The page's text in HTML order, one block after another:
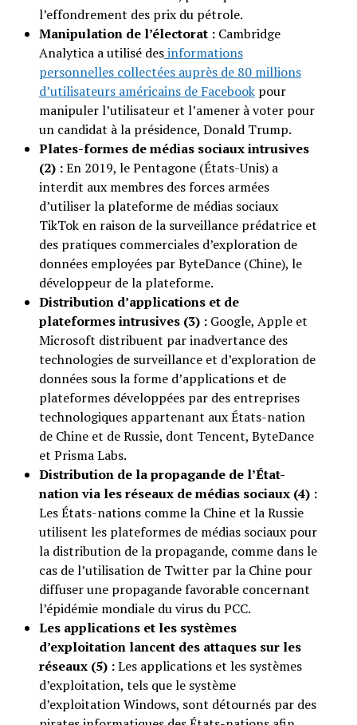
l’effondrement des prix du pétrole.
Manipulation de l’électorat :Cambridge
Analytica a utilisé desinformations
personnelles collectées auprès de 80 millions
d’utilisateurs américains de Facebookpour
manipuler l’utilisateur et l’amener à voter pour
un candidat à la présidence, Donald Trump.
Plates-formes de médias sociaux intrusives
(2) :En 2019, le Pentagone (États-Unis) a
interdit aux membres des forces armées
d’utiliser la plateforme de médias sociaux
TikTok en raison de la surveillance prédatrice et
des pratiques commerciales d’exploration de
données employées par ByteDance (Chine), le
développeur de la plateforme.
Distribution d’applications et de
plateformes intrusives (3) :Google, Apple et
Microsoft distribuent par inadvertance des
technologies de surveillance et d’exploration de
données sous la forme d’applications et de
plateformes développées par des entreprises
technologiques appartenant aux États-nation
de Chine et de Russie, dont Tencent, ByteDance
et Prisma Labs.
Distribution de la propagande de l’État-
nation via les réseaux de médias sociaux (4) :
Les États-nations comme la Chine et la Russie
utilisent les plateformes de médias sociaux pour
la distribution de la propagande, comme dans le
cas de l’utilisation de Twitter par la Chine pour
diffuser une propagande favorable concernant
l’épidémie mondiale du virus du PCC.
Les applications et les systèmes
d’exploitation lancent des attaques sur les
réseaux (5) :Les applications et les systèmes
d’exploitation, tels que le système
d’exploitation Windows, sont détournés par des